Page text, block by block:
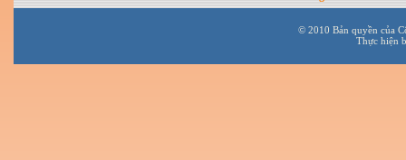
© 2010 Bản quyền của
Thực hiện